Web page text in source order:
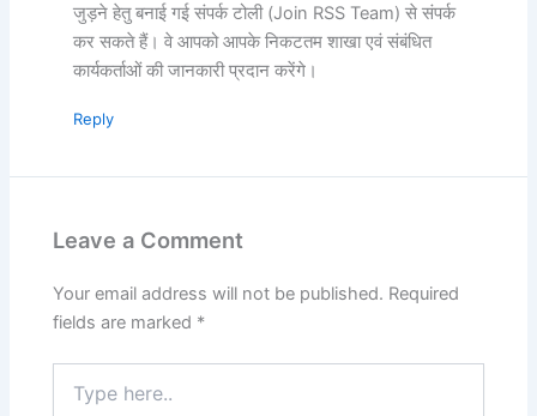
जुड़ने हेतु बनाई गई संपर्क टोली (Join RSS Team) से संपर्क
कर सकते हैं। वे आपको आपके निकटतम शाखा एवं संबंधित
कार्यकर्ताओं की जानकारी प्रदान करेंगे।
Reply
Leave a Comment
Your email address will not be published. Required
fields are marked *
here..